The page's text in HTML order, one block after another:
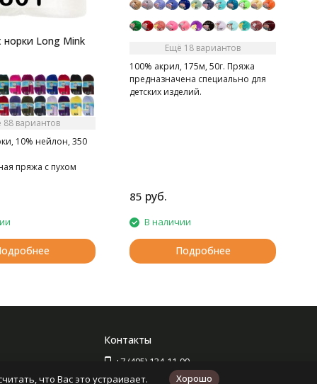
Long Mink
вариантов
10% нейлон, 350
пряжа с пухом
Ещё 18 вариантов
100% акрил, 175м, 50г. Пряжа
предназначена специально для
детских изделий.
85 руб.
В наличии
Подробнее
Контакты
+7 (495) 134-11-99
+7 (727) 312-34-05
что Вас это устраивает. Хорошо